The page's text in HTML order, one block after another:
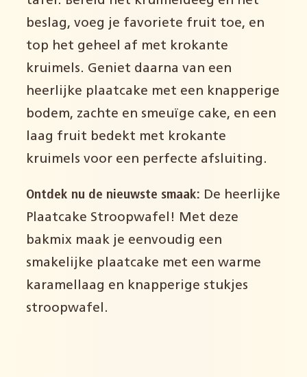
beslag, voeg je favoriete fruit toe, en
top het geheel af met krokante
kruimels. Geniet daarna van een
heerlijke plaatcake met een knapperige
bodem, zachte en smeuïge cake, en een
laag fruit bedekt met krokante
kruimels voor een perfecte afsluiting.
Ontdek nu de nieuwste smaak: De heerlijke
Plaatcake Stroopwafel! Met deze
bakmix maak je eenvoudig een
smakelijke plaatcake met een warme
karamellaag en knapperige stukjes
stroopwafel.